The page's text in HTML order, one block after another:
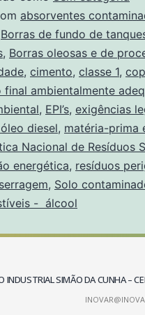
absorventes
Borras de fundo de
, Borras oleosas e de
, cimento, classe 1,
final ambientalmente
, EPI’s, exigências
diesel, matéria-prima
Nacional de Resíduos
energética, resíduos
, Solo
- álcool
INDUSTRIAL SIMÃO DA CUNHA –